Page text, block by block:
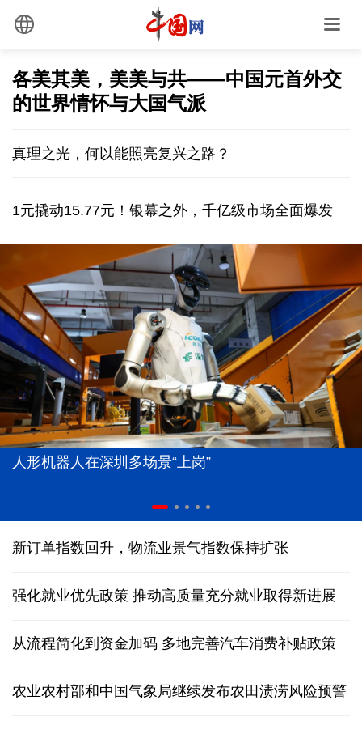
各美其美，美美与共——中国元首外交
的世界情怀与大国气派
真理之光，何以能照亮复兴之路？
1元撬动15.77元！银幕之外，千亿级市场全面爆发
人形机器人在深圳多场景“上岗”
新订单指数回升，物流业景气指数保持扩张
强化就业优先政策 推动高质量充分就业取得新进展
从流程简化到资金加码 多地完善汽车消费补贴政策
农业农村部和中国气象局继续发布农田渍涝风险预警